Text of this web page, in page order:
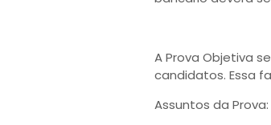
A Prova Objetiva
candidatos. Essa
Assuntos da Prova: